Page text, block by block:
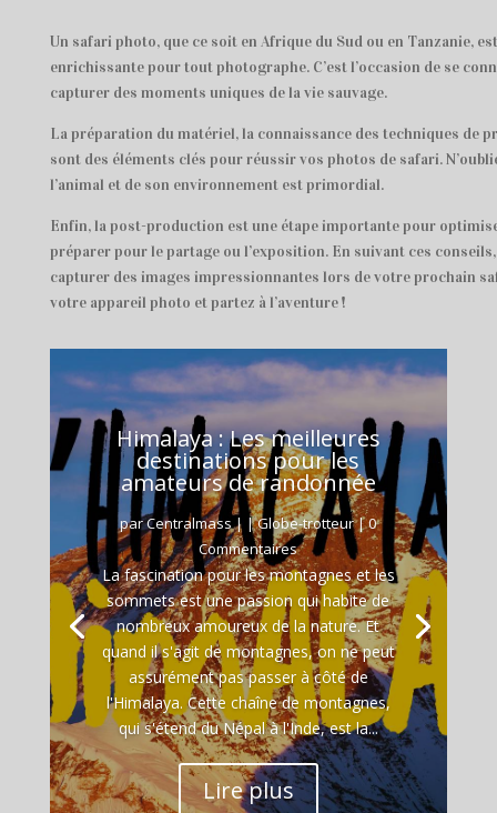
Un safari photo, que ce soit en Afrique du Sud ou en Tanzanie,
enrichissante pour tout photographe. C’est l’occasion de se
capturer des moments uniques de la vie sauvage.
La préparation du matériel, la connaissance des techniques de
sont des éléments clés pour réussir vos photos de safari.
l’animal et de son environnement est primordial.
Enfin, la post-production est une étape importante pour
préparer pour le partage ou l’exposition. En suivant ces
capturer des images impressionnantes lors de votre prochain
votre appareil photo et partez à l’aventure !
Himalaya : Les meilleures
destinations pour les
amateurs de randonnée
parCentralmass| |Globe-trotteur| 0
Commentaires
La fascination pour les montagnes et les
sommets est une passion qui habite de
nombreux amoureux de la nature. Et
quand il s'agit de montagnes, on ne peut
assurément pas passer à côté de
l'Himalaya. Cette chaîne de montagnes,
qui s'étend du Népal à l'Inde, est la...
Lire plus